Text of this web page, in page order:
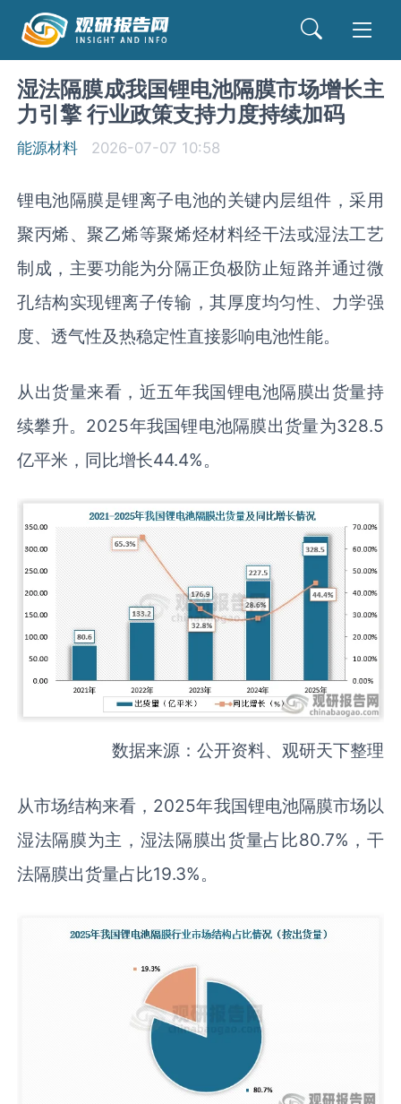
湿法隔膜成我国锂电池隔膜市场增长主
力引擎 行业政策支持力度持续加码
能源材料 2026-07-07 10:58
锂电池隔膜是锂离子电池的关键内层组件，采用
聚丙烯、聚乙烯等聚烯烃材料经干法或湿法工艺
制成，主要功能为分隔正负极防止短路并通过微
孔结构实现锂离子传输，其厚度均匀性、力学强
度、透气性及热稳定性直接影响电池性能。
从出货量来看，近五年我国锂电池隔膜出货量持
续攀升。2025年我国锂电池隔膜出货量为328.5
亿平米，同比增长44.4%。
数据来源：公开资料、观研天下整理
从市场结构来看，2025年我国锂电池隔膜市场以
湿法隔膜为主，湿法隔膜出货量占比80.7%，干
法隔膜出货量占比19.3%。